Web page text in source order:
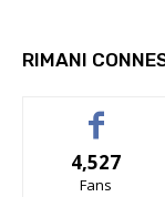
RIMANI
4,527
Fans